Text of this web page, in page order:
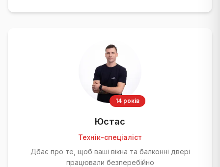
14 років
Юстас
Технік-спеціаліст
Дбає про те, щоб ваші вікна та балконні двері
працювали безперебійно